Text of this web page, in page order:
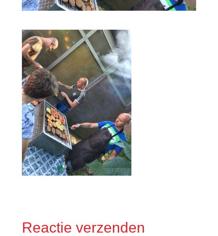
Reactie verzenden